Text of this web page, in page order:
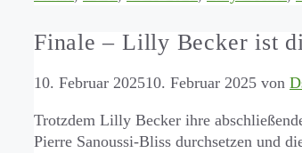
Finale – Lilly Becker ist
10. Februar 202510. Februar 2025 von
Trotzdem Lilly Becker ihre
Pierre Sanoussi-Bliss durchsetzen und